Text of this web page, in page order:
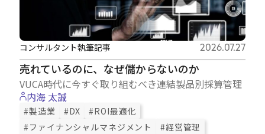
売れているのに、なぜ儲からないのか
VUCA時代に今すぐ取り組むべき連結製品別採算管理
コンサルタント執筆記事 2026.07.27
内海 太誠
#製造業 #DX
#ROI最適化
#ファイナンシャルマネジメント
#経営管理